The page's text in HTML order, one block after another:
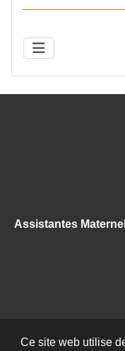
Ce site web utilise
Assistantes